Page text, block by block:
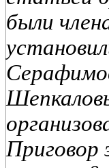
были
Приговор